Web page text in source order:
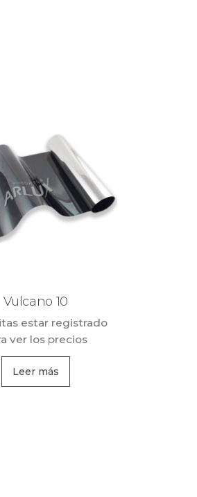
Vulcano 10
estar registrado
ver los precios
Leer más